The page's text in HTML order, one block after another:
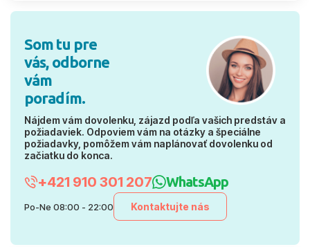
Som tu pre
vás, odborne
vám
poradím.
Nájdem vám dovolenku, zájazd podľa vašich predstáv a
požiadaviek. Odpoviem vám na otázky a špeciálne
požiadavky, pomôžem vám naplánovať dovolenku od
začiatku do konca.
+421 910 301 207 WhatsApp
Po-Ne 08:00 - 22:00 Kontaktujte nás